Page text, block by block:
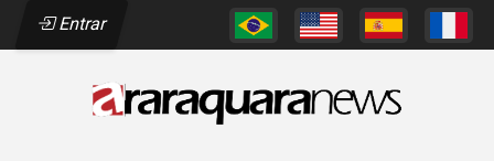
Entrar